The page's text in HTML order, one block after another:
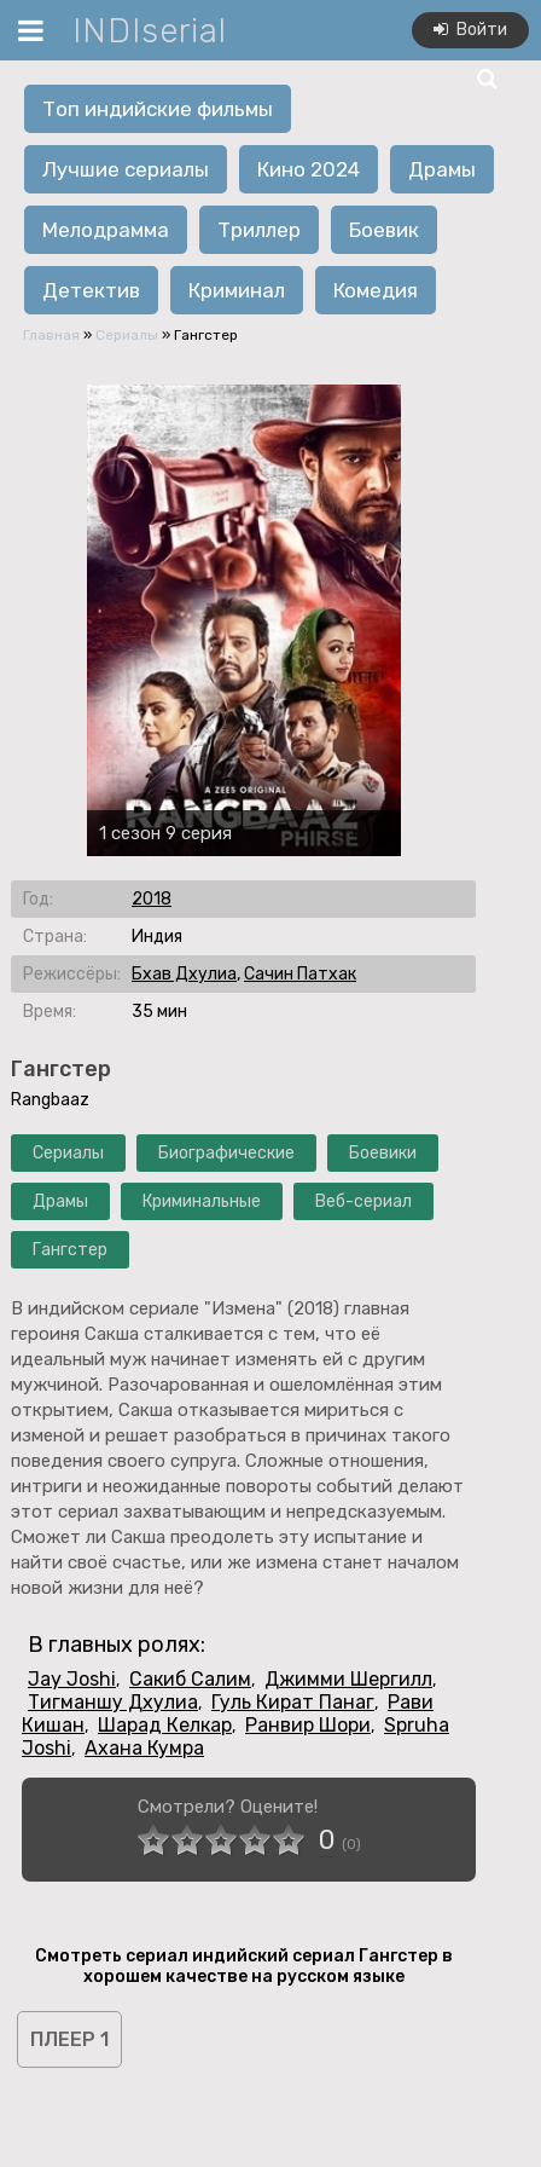
INDIserial Войти
Топ индийские фильмы
Лучшие сериалы Кино 2024 Драмы
Мелодрамма Триллер Боевик
Детектив Криминал Комедия
Главная » Сериалы » Гангстер
Гангстер
Rangbaaz
Сериалы Биографические Боевики
Драмы Криминальные Веб-сериал
Гангстер
В индийском сериале "Измена" (2018) главная
героиня Сакша сталкивается с тем, что её
идеальный муж начинает изменять ей с другим
мужчиной. Разочарованная и ошеломлённая этим
открытием, Сакша отказывается мириться с
изменой и решает разобраться в причинах такого
поведения своего супруга. Сложные отношения,
интриги и неожиданные повороты событий делают
этот сериал захватывающим и непредсказуемым.
Сможет ли Сакша преодолеть эту испытание и
найти своё счастье, или же измена станет началом
новой жизни для неё?
1 сезон 9 серия
Год:
2018
Страна:
Индия
Режиссёры:
Бхав Дхулиа,Сачин Патхак
Время:
35 мин
В главных ролях:
Jay Joshi, Сакиб Салим, Джимми Шергилл,
Тигманшу Дхулиа, Гуль Кират Панаг, Рави
Кишан, Шарад Келкар, Ранвир Шори, Spruha
Joshi, Ахана Кумра
Смотрели? Оцените!
0 (0)
Смотреть сериал индийский сериал Гангстер в
хорошем качестве на русском языке
ПЛЕЕР 1